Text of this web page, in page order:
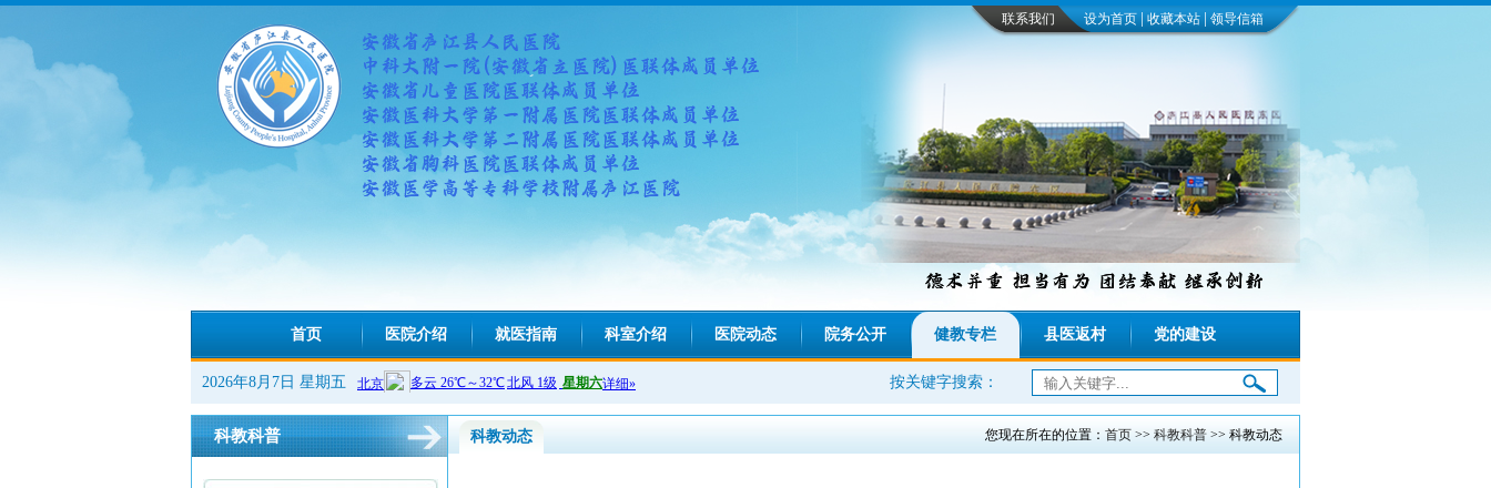
联系我们 设为首页 收藏本站 领导信箱
首页 医院介绍 就医指南 科室介绍 医院动态 院务公开 健教专栏 县医返村 党的建设
2026年8月7日 星期五 按关键字搜索：
科教科普 科教动态 您现在所在的位置： 首页 >> 科教科普 >> 科教动态